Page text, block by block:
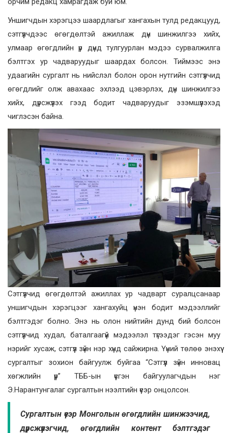
Уншигчдын хэрэгцээ шаардлагыг хангахын тулд редакцууд,
сэтгүүлчдээс өгөгдөлтэй ажиллаж дүн шинжилгээ хийх,
улмаар өгөгдлийн үр дүнд тулгуурлан мэдээ сурвалжилга
бэлтгэх ур чадваруудыг шаардах болсон. Тиймээс энэ
удаагийн сургалт нь нийслэл болон орон нутгийн сэтгүүлчид
өгөгдлийг олж авахаас эхлээд цэвэрлэх, дүн шинжилгээ
хийх, дүрсжүүлэх гээд бодит чадваруудыг эзэмшүүлэхэд
чиглэсэн байна.
Сэтгүүлчид өгөгдөлтэй ажиллах ур чадварт суралцсанаар
уншигчдын хэрэгцээг хангахуйц үнэн бодит мэдээллийг
бэлтгэдэг болно. Энэ нь олон нийтийн дунд бий болсон
сэтгүүлчид худал, баталгаагүй мэдээлэл түгээдэг гэсэн муу
нэрийг хусаж, сэтгүүл зүйн нэр хүнд сайжирна. Үүний төлөө энэхүү
сургалтыг зохион байгуулж буйгаа “Сэтгүүл зүйн инновац
хөгжлийн үүр” ТББ-ын үүсгэн байгуулагчдын нэг
Э.Нарантунгалаг сургалтын нээлтийн үеэр онцолсон.
Сургалтын үеэр Монголын өгөгдлийн шинжээчид,
дүрсжүүлэгчид, өгөгдлийн контент бэлтгэдэг